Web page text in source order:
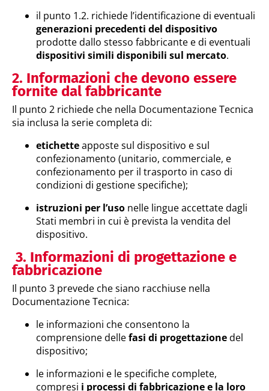
il punto 1.2. richiede l’identificazione di eventuali
generazioni precedenti del dispositivo
prodotte dallo stesso fabbricante e di eventuali
dispositivi simili disponibili sul mercato.
2. Informazioni che devono essere
fornite dal fabbricante
Il punto 2 richiede che nella Documentazione Tecnica
sia inclusa la serie completa di:
etichetteapposte sul dispositivo e sul
confezionamento (unitario, commerciale, e
confezionamento per il trasporto in caso di
condizioni di gestione specifiche);
istruzioni per l’uso nelle lingue accettate dagli
Stati membri in cui è prevista la vendita del
dispositivo.
3. Informazioni di progettazione e
fabbricazione
Il punto 3 prevede che siano racchiuse nella
Documentazione Tecnica:
le informazioni che consentono la
comprensione dellefasi di progettazionedel
dispositivo;
le informazioni e le specifiche complete,
compresi i processi di fabbricazione e la loro